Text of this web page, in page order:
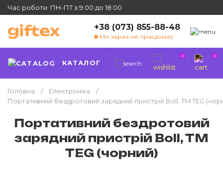
Час роботи: ПН-ПТ з 9:00 до 18:00
+38 (073) 855-88-48
Ми зараз не працюємо
КАТАЛОГ
0 0
Головна
Електроніка
Портативний бездротовий зарядний пристрій Boll, TM TEG
Портативний бездротовий
зарядний пристрій Boll, TM
TEG (чорний)